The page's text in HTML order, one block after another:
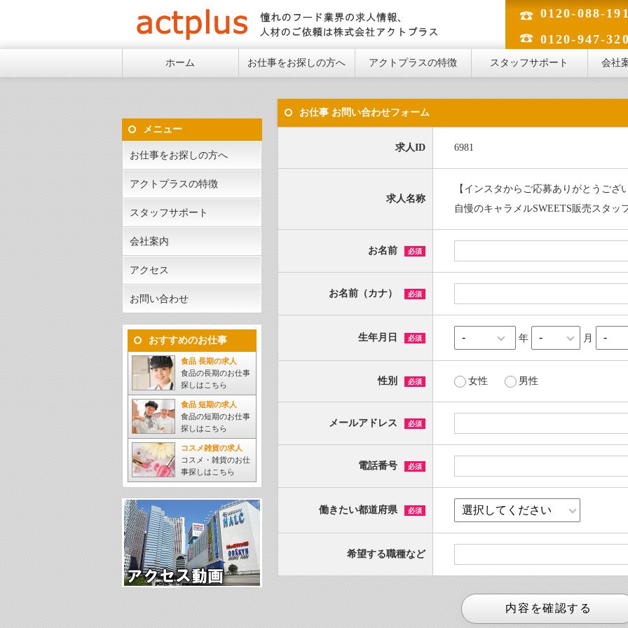
憧れのフード業界の求人情報、人材のご依頼は株式会社アクトプラス
0120-088-
0120-947-
ホーム お仕事をお探しの方へ アクトプラスの特徴 スタッフサポート 会社
お仕事 お問い合わせフォーム
求人ID 6981
求人名称
【インスタからご応募ありがとうござ
自慢のキャラメルSWEETS販売スタッ
お名前 必須
お名前（カナ） 必須
生年月日 必須 年 月
性別 必須 女性 男性
メールアドレス 必須
電話番号 必須
働きたい都道府県 必須
希望する職種など
メニュー
お仕事をお探しの方へ
アクトプラスの特徴
スタッフサポート
会社案内
アクセス
お問い合わせ
おすすめのお仕事
食品 長期の求人
食品の長期のお仕事
探しはこちら
食品 短期の求人
食品の短期のお仕事
探しはこちら
コスメ雑貨の求人
コスメ・雑貨のお仕
事探しはこちら